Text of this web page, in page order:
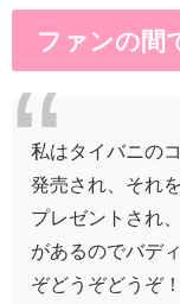
ファンの間
私はタイバニの
発売され、それ
プレゼントされ
があるのでバデ
ぞどうぞどうぞ！